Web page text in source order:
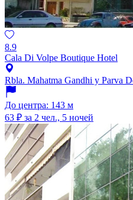
8.9
Cala Di Volpe Boutique Hotel
Rbla. Mahatma Gandhi y Parva
До центра: 143 м
63 ₽ за 2 чел., 5 ночей